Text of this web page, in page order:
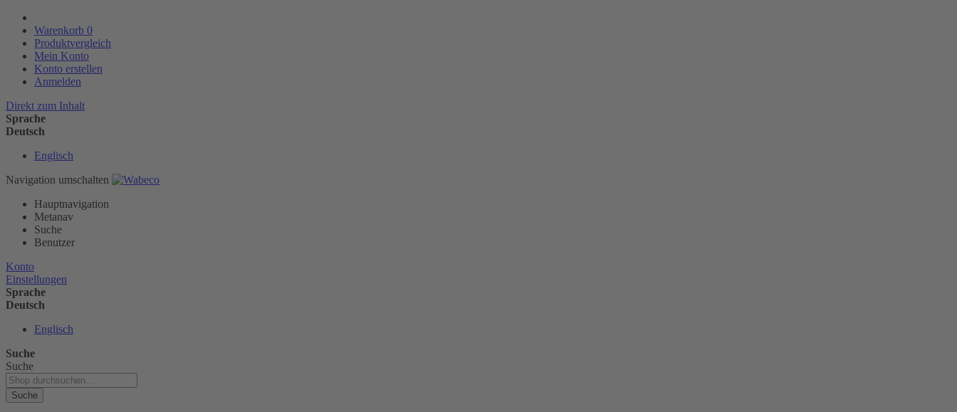
Warenkorb 0
Produktvergleich
Mein Konto
Konto erstellen
Anmelden
Direkt zum Inhalt
Sprache
Deutsch
Englisch
Navigation umschalten
Hauptnavigation
Metanav
Suche
Benutzer
Konto
Einstellungen
Sprache
Deutsch
Englisch
Suche
Suche
Suche